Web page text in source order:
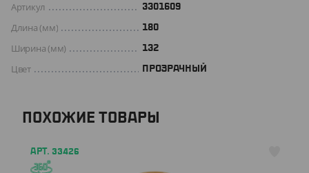
Артикул 3301609
Длина (мм) 180
Ширина (мм) 132
Цвет ПРОЗРАЧНЫЙ
ПОХОЖИЕ ТОВАРЫ
АРТ. 33426